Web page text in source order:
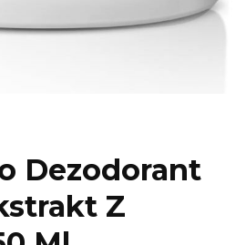
Dezodorant
Z